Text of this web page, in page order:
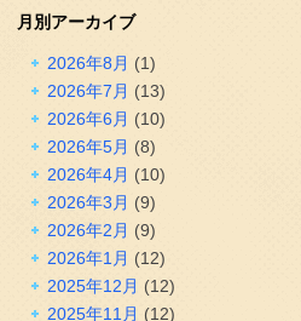
月別アーカイブ
2026年8月 (1)
2026年7月 (13)
2026年6月 (10)
2026年5月 (8)
2026年4月 (10)
2026年3月 (9)
2026年2月 (9)
2026年1月 (12)
2025年12月 (12)
2025年11月 (12)